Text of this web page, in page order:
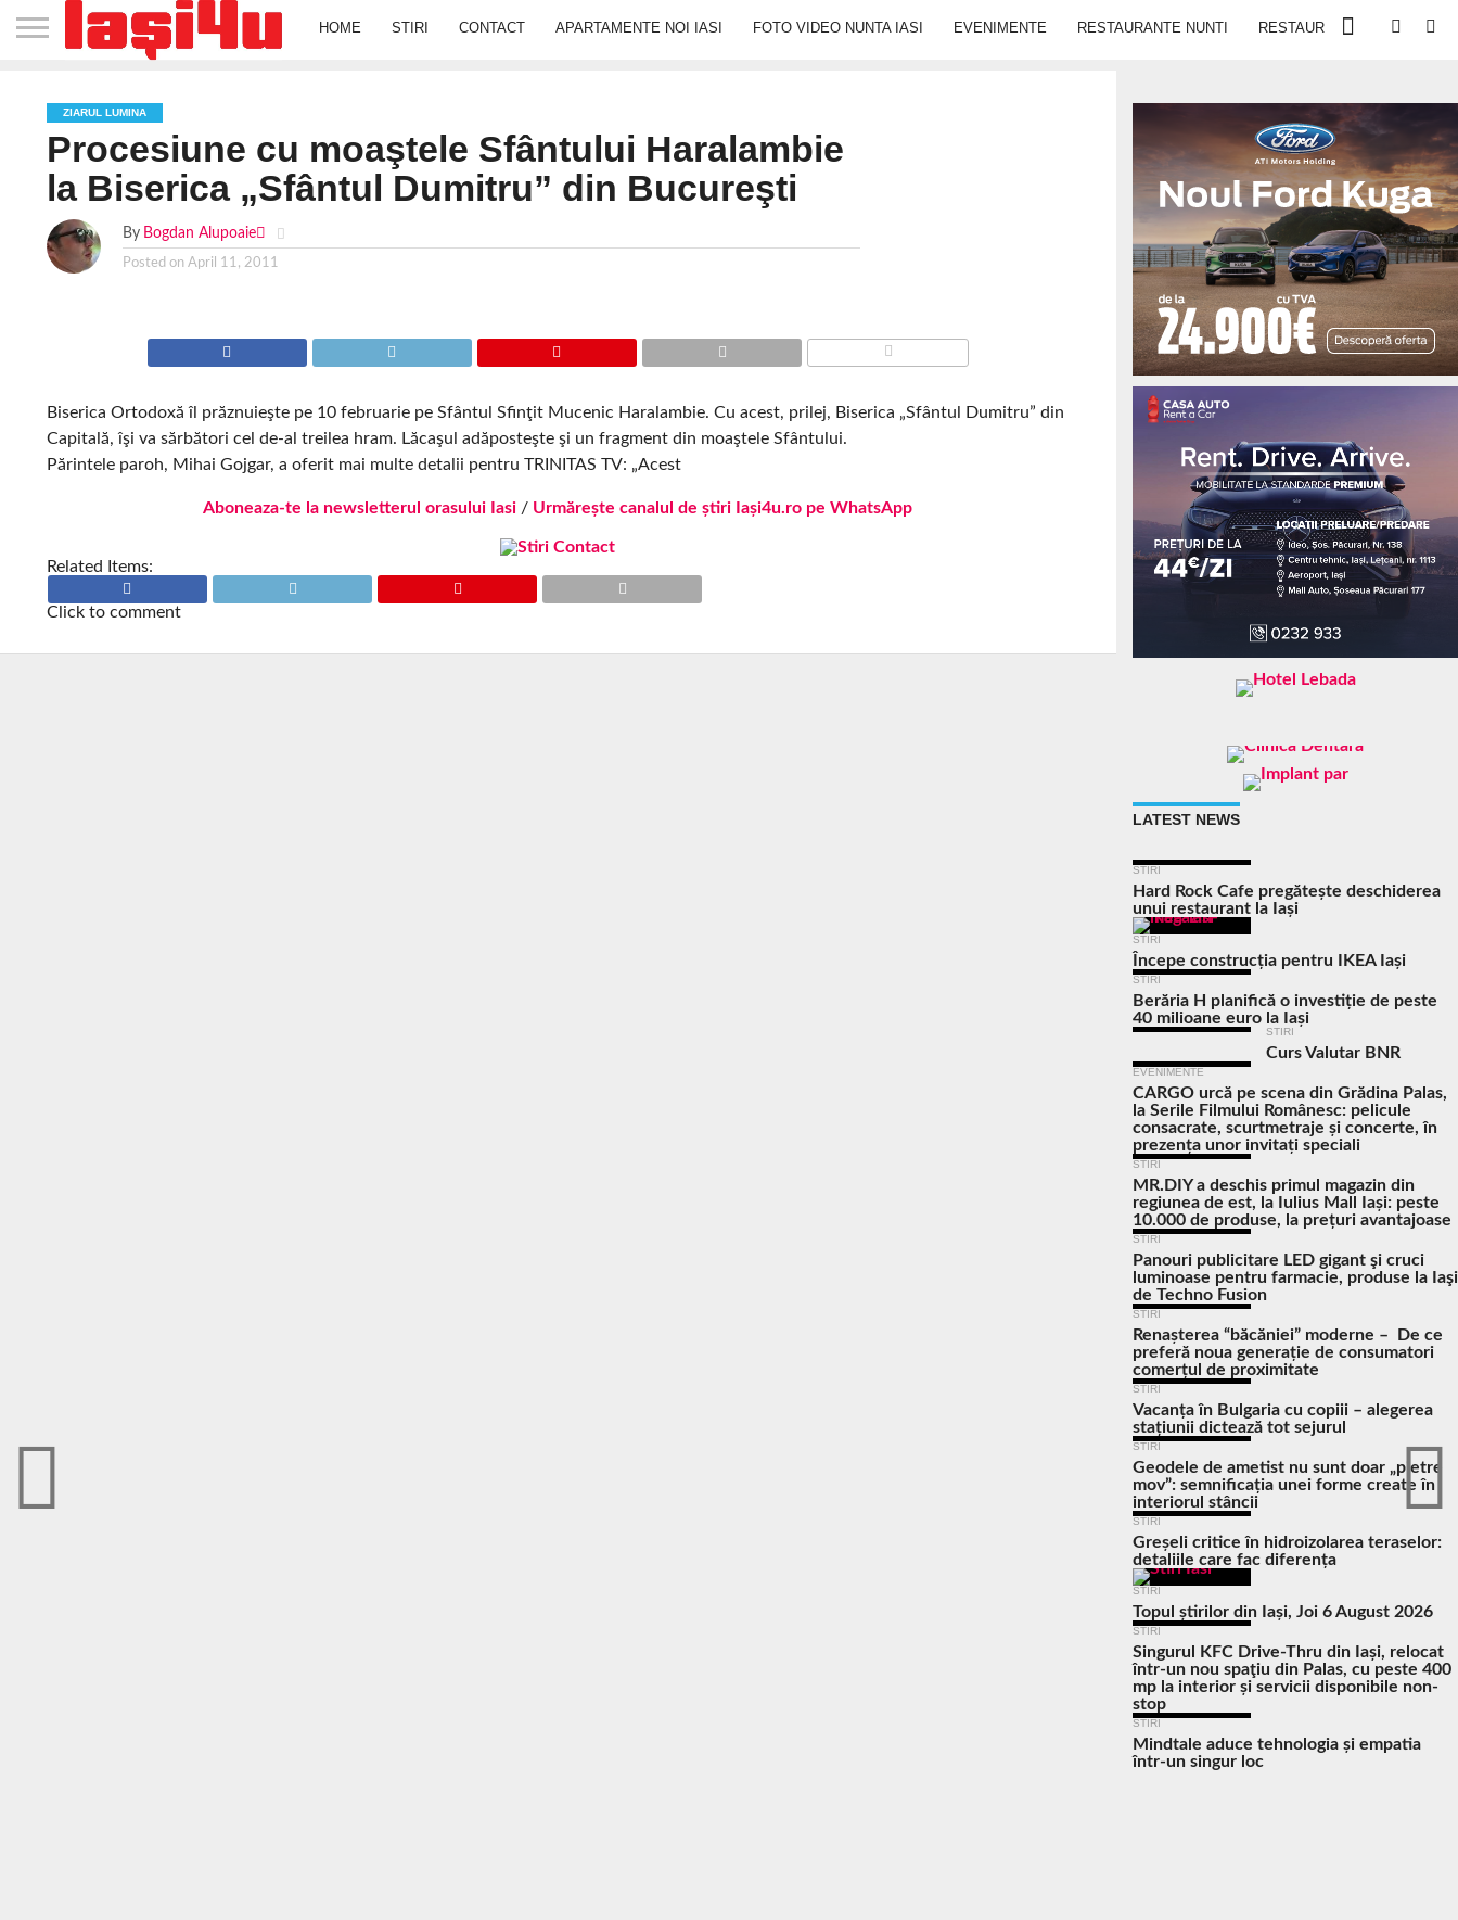
HOME STIRI CONTACT APARTAMENTE NOI IASI FOTO VIDEO NUNTA IASI EVENIMENTE RESTAURANTE NUNTI RESTAURANTE IN IASI
ZIARUL LUMINA
Procesiune cu moaştele Sfântului Haralambie
la Biserica „Sfântul Dumitru” din Bucureşti
By Bogdan Alupoaie
Posted on April 11, 2011
Biserica Ortodoxă îl prăznuieşte pe 10 februarie pe Sfântul Sfinţit Mucenic Haralambie. Cu acest, prilej, Biserica „Sfântul Dumitru” din
Capitală, îşi va sărbători cel de-al treilea hram. Lăcaşul adăposteşte şi un fragment din moaştele Sfântului.
Părintele paroh, Mihai Gojgar, a oferit mai multe detalii pentru TRINITAS TV: „Acest
Aboneaza-te la newsletterul orasului Iasi / Urmărește canalul de știri Iași4u.ro pe WhatsApp
Related Items:
Click to comment
LATEST NEWS
STIRI
Hard Rock Cafe pregătește deschiderea
unui restaurant la Iași
STIRI
Începe construcția pentru IKEA Iași
STIRI
Berăria H planifică o investiție de peste
40 milioane euro la Iași
STIRI
Curs Valutar BNR
EVENIMENTE
CARGO urcă pe scena din Grădina Palas,
la Serile Filmului Românesc: pelicule
consacrate, scurtmetraje și concerte, în
prezența unor invitați speciali
STIRI
MR.DIY a deschis primul magazin din
regiunea de est, la Iulius Mall Iași: peste
10.000 de produse, la prețuri avantajoase
STIRI
Panouri publicitare LED gigant şi cruci
luminoase pentru farmacie, produse la Iaşi
de Techno Fusion
STIRI
Renașterea “băcăniei” moderne – De ce
preferă noua generație de consumatori
comerțul de proximitate
STIRI
Vacanța în Bulgaria cu copiii – alegerea
stațiunii dictează tot sejurul
STIRI
Geodele de ametist nu sunt doar „pietre
mov”: semnificația unei forme create în
interiorul stâncii
STIRI
Greșeli critice în hidroizolarea teraselor:
detaliile care fac diferența
STIRI
Topul știrilor din Iași, Joi 6 August 2026
STIRI
Singurul KFC Drive-Thru din Iași, relocat
într-un nou spaţiu din Palas, cu peste 400
mp la interior și servicii disponibile non-
stop
STIRI
Mindtale aduce tehnologia și empatia
într-un singur loc